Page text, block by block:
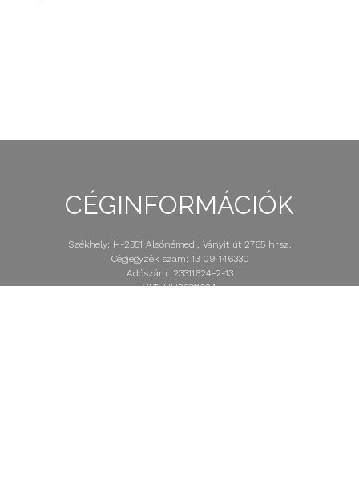
CÉGINFORMÁCIÓK​
Székhely: H-2351 Alsónémedi, Ványit út 2765 hrsz.
Cégjegyzék szám: 13 09 146330
Adószám: 23311624-2-13
VAT: HU23311624